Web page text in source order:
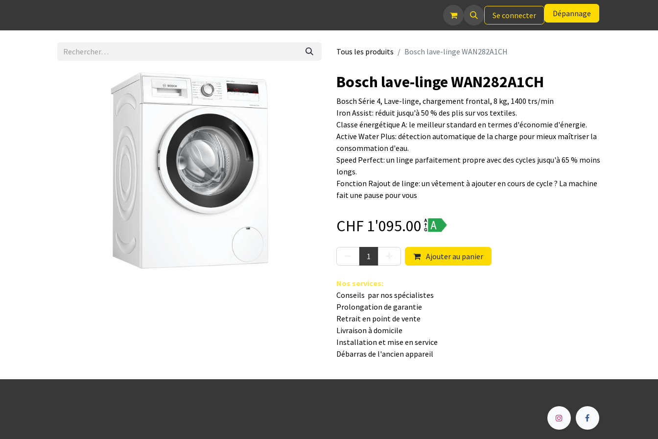
Se connecter Dépannage
Tous les produits Bosch lave-linge WAN282A1CH
Bosch lave-linge WAN282A1CH
Bosch Série 4, Lave-linge, chargement frontal, 8 kg, 1400 trs/min
Iron Assist: réduit jusqu'à 50 % des plis sur vos textiles.
Classe énergétique A: le meilleur standard en termes d'économie d'énergie.
Active Water Plus: détection automatique de la charge pour mieux maîtriser la
consommation d'eau.
Speed Perfect: un linge parfaitement propre avec des cycles jusqu'à 65 % moins
longs.
Fonction Rajout de linge: un vêtement à ajouter en cours de cycle ? La machine
fait une pause pour vous
CHF 1'095.00
Ajouter au panier
Nos s​ervices:
Conseils par nos spé​cialistes
Prolongation de garantie
Retrait en point de vente
Livraison à domicile
Installation et mise en service
Débarras de l'ancien appareil